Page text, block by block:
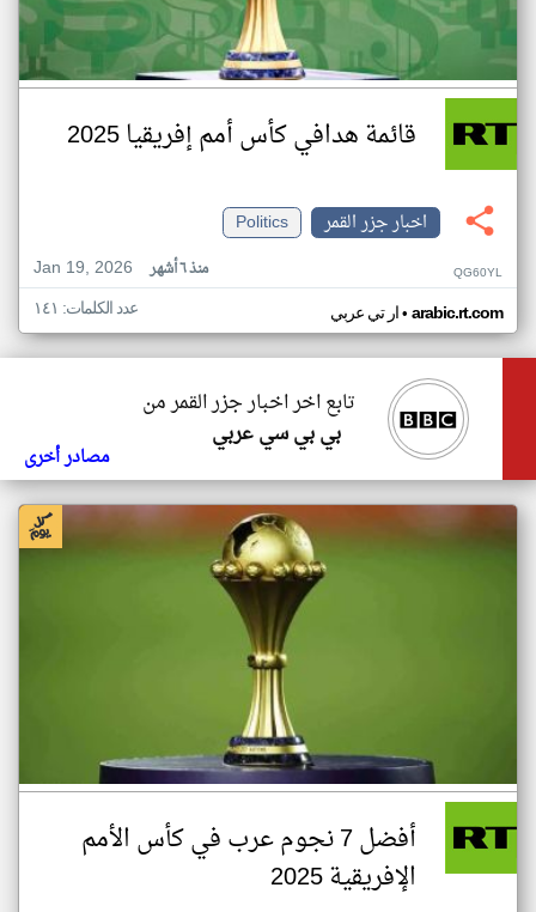
قائمة هدافي كأس أمم إفريقيا 2025
اخبار جزر القمر
Politics
Jan 19, 2026
منذ ٦ أشهر QG60YL
ار تي عربي• arabic.rt.com عدد الكلمات: ١٤١
تابع اخر اخبار جزر القمر من
بي بي سي عربي
مصادر أخرى
أفضل 7 نجوم عرب في كأس الأمم
الإفريقية 2025